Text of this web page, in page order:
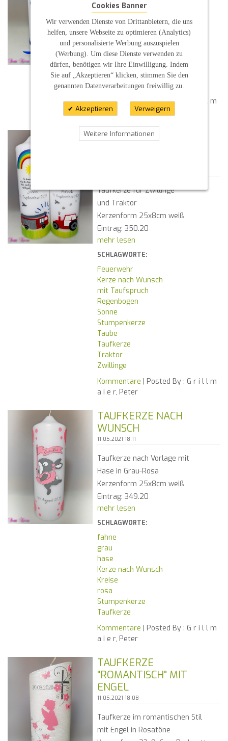
Eintrag 351.20
mehr lesen
SCHLAGWORTE:
blau
Gedenkkerze
Pusteblumen
Trauerkerze
Kommentare| Posted By :
G r i l l m
a i e r, Peter
ZWILLINGSTAUFKERZE
Taufkerze für Zwillinge
und Traktor
Kerzenform 25x8cm weiß
Eintrag: 350.20
mehr lesen
SCHLAGWORTE:
Feuerwehr
Kerze nach Wunsch
mit Taufspruch
Regenbogen
Sonne
Stumpenkerze
Taube
Taufkerze
Traktor
Zwillinge
Kommentare | Posted By : G r i l l m
a i e r, Peter
TAUFKERZE NACH
WUNSCH
11.05.2021 18:11
Taufkerze nach Vorlage mit
Hase in Grau-Rosa
Kerzenform 25x8cm weiß
Eintrag: 349.20
mehr lesen
SCHLAGWORTE:
fahne
grau
hase
Kerze nach Wunsch
Kreise
rosa
Stumpenkerze
Taufkerze
Kommentare | Posted By : G r i l l m
a i e r, Peter
TAUFKERZE
"ROMANTISCH" MIT
ENGEL
11.05.2021 18:08
Taufkerze im romantischen Stil
mit Engel in Rosatöne
Cookies Banner
Wir verwenden Dienste von Drittanbietern, die uns
helfen, unsere Webseite zu optimieren (Analytics)
und personalisierte Werbung auszuspielen
(Werbung). Um diese Dienste verwenden zu
dürfen, benötigen wir Ihre Einwilligung. Indem
Sie auf „Akzeptieren“ klicken, stimmen Sie den
genannten Datenverarbeitungen freiwillig zu.
Akzeptieren Verweigern
Weitere Informationen